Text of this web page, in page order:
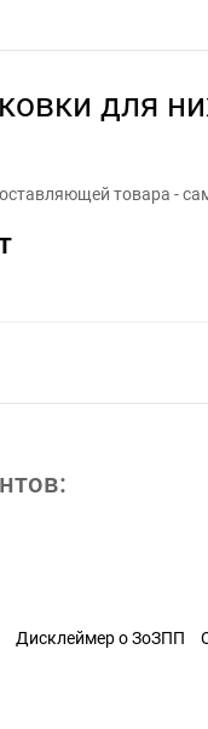
для
товара -
Дисклеймер о ЗоЗПП